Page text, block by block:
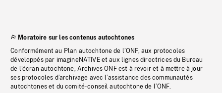
Moratoire sur les contenus autochtones
Conformément au Plan autochtone de l’ONF, aux protocoles
développés par imagineNATIVE et aux lignes directrices du Bureau
de l’écran autochtone, Archives ONF est à revoir et à mettre à jour
ses protocoles d’archivage avec l’assistance des communautés
autochtones et du comité-conseil autochtone de l’ONF.